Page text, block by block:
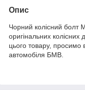
Опис
Чорний колісний болт
оригінальних колісних
цього товару, просимо
автомобіля БМВ.